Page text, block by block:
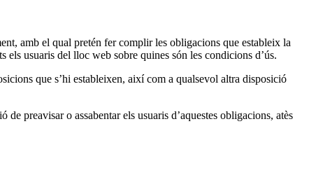
amb el qual pretén fer complir les obligacions que estableix la
usuaris del lloc web sobre quines són les condicions d’ús.
que s’hi estableixen, així com a qualsevol altra disposició
preavisar o assabentar els usuaris d’aquestes obligacions, atès